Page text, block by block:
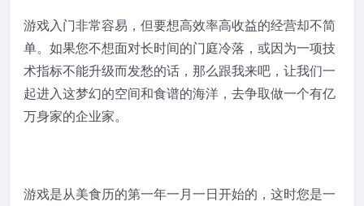
游戏入门非常容易，但要想高效率高收益的经营却不简
单。如果您不想面对长时间的门庭冷落，或因为一项技
术指标不能升级而发愁的话，那么跟我来吧，让我们一
起进入这梦幻的空间和食谱的海洋，去争取做一个有亿
万身家的企业家。
游戏是从美食历的第一年一月一日开始的，这时您是一